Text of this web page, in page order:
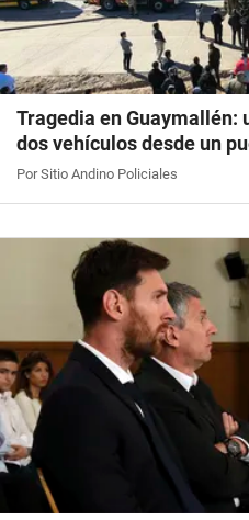
Tragedia en Guaymallén:
dos vehículos desde un
Por Sitio Andino Policiales